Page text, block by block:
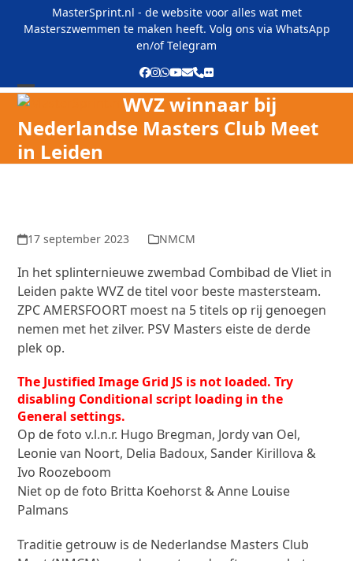
MasterSprint.nl - de website voor alles wat met
Masterszwemmen te maken heeft. Volg ons via WhatsApp
en/ofTelegram
Facebook
Instagram
Whatsapp
YouTube
E-
mail
Phone
Flickr
Open
mobile
menu
Close
mobile
menu
WVZ winnaar bij
Nederlandse Masters Club Meet
in Leiden
17 september 2023 NMCM
In het splinternieuwe zwembad Combibad de Vliet in
Leiden pakte WVZ de titel voor beste mastersteam.
ZPC AMERSFOORT moest na 5 titels op rij genoegen
nemen met het zilver. PSV Masters eiste de derde
plek op.
The Justified Image Grid JS is not loaded. Try
disabling Conditional script loading in the
General settings.
Op de foto v.l.n.r. Hugo Bregman, Jordy van Oel,
Leonie van Noort, Delia Badoux, Sander Kirillova &
Ivo Roozeboom
Niet op de foto Britta Koehorst & Anne Louise
Palmans
Traditie getrouw is de Nederlandse Masters Club